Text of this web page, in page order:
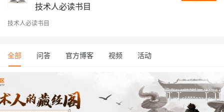
技术人必读书目
技术人必读书目
全部 问答 官方博客 视频 活动